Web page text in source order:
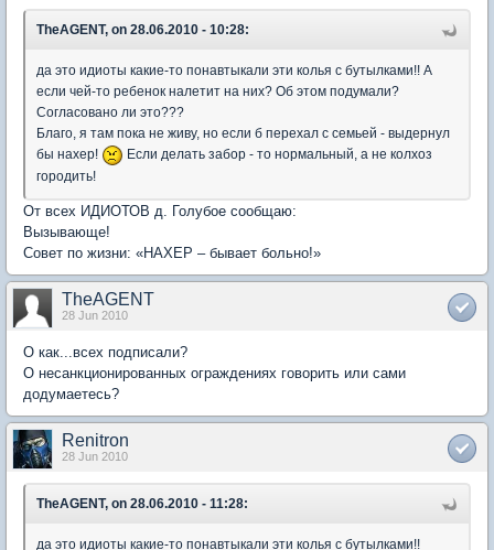
TheAGENT, on 28.06.2010 - 10:28:
да это идиоты какие-то понавтыкали эти колья с бутылками!! А
если чей-то ребенок налетит на них? Об этом подумали?
Согласовано ли это???
Благо, я там пока не живу, но если б перехал с семьей - выдернул
бы нахер!
Если делать забор - то нормальный, а не колхоз
городить!
От всех ИДИОТОВ д. Голубое сообщаю:
Вызывающе!
Совет по жизни: «НАХЕР – бывает больно!»
TheAGENT
28 Jun 2010
О как...всех подписали?
О несанкционированных ограждениях говорить или сами
додумаетесь?
Renitron
28 Jun 2010
TheAGENT, on 28.06.2010 - 11:28:
да это идиоты какие-то понавтыкали эти колья с бутылками!!